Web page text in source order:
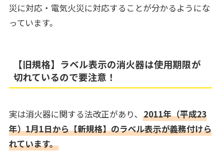
災に対応・電気火災に対応することが分かるようにな
っています。
【旧規格】ラベル表示の消火器は使用期限が
切れているので要注意！
実は消火器に関する法改正があり、 2011年（平成23
年）1月1日から【新規格】のラベル表示が義務付けら
れています。